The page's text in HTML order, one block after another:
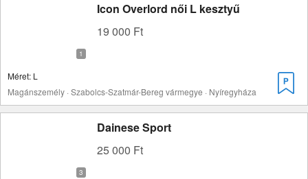
Icon Overlord női L kesztyű
19 000 Ft
Méret: L
Magánszemély · Szabolcs-Szatmár-Bereg vármegye · Nyíregyháza
Dainese Sport
25 000 Ft